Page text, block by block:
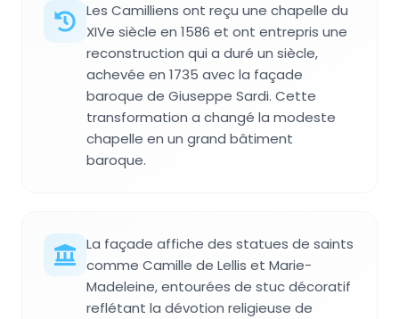
Les Camilliens ont reçu une chapelle du
XIVe siècle en 1586 et ont entrepris une
reconstruction qui a duré un siècle,
achevée en 1735 avec la façade
baroque de Giuseppe Sardi. Cette
transformation a changé la modeste
chapelle en un grand bâtiment
baroque.
La façade affiche des statues de saints
comme Camille de Lellis et Marie-
Madeleine, entourées de stuc décoratif
reflétant la dévotion religieuse de